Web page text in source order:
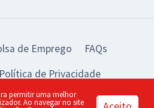
de Emprego
FAQs
Política de Privacidade
Design by:piu
permitir uma melhor
Ao navegar no site